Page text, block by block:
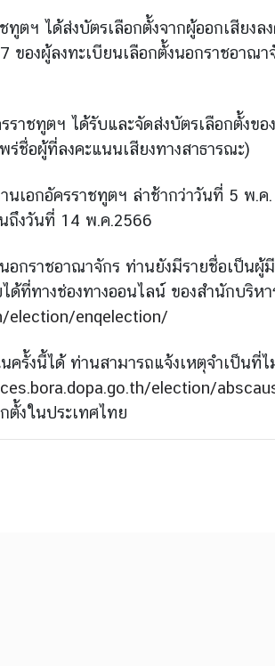
ตฯ ได้ส่งบัตรเลือกตั้งจากผู้ออกเสียง
องผู้ลงทะเบียนเลือกตั้งนอกราชอา
ราชทูตฯ ได้รับและจัดส่งบัตรเลือกตั้ง
ร่ชื่อผู้ที่ลงคะแนนเสียงทางสาธารณะ)
นเอกอัครราชทูตฯ ล่าช้ากว่าวันที่ 5 พ
ถึงวันที่ 14 พ.ค.2566
อกราชอาณาจักร ท่านยังมีรายชื่อเป็น
ด้ที่ทางช่องทางออนไลน์ ของสำนักบริห
election/enqelection/
รั้งนี้ได้ ท่านสามารถแจ้งเหตุจำเป็นที่
election/
งในประเทศไทย